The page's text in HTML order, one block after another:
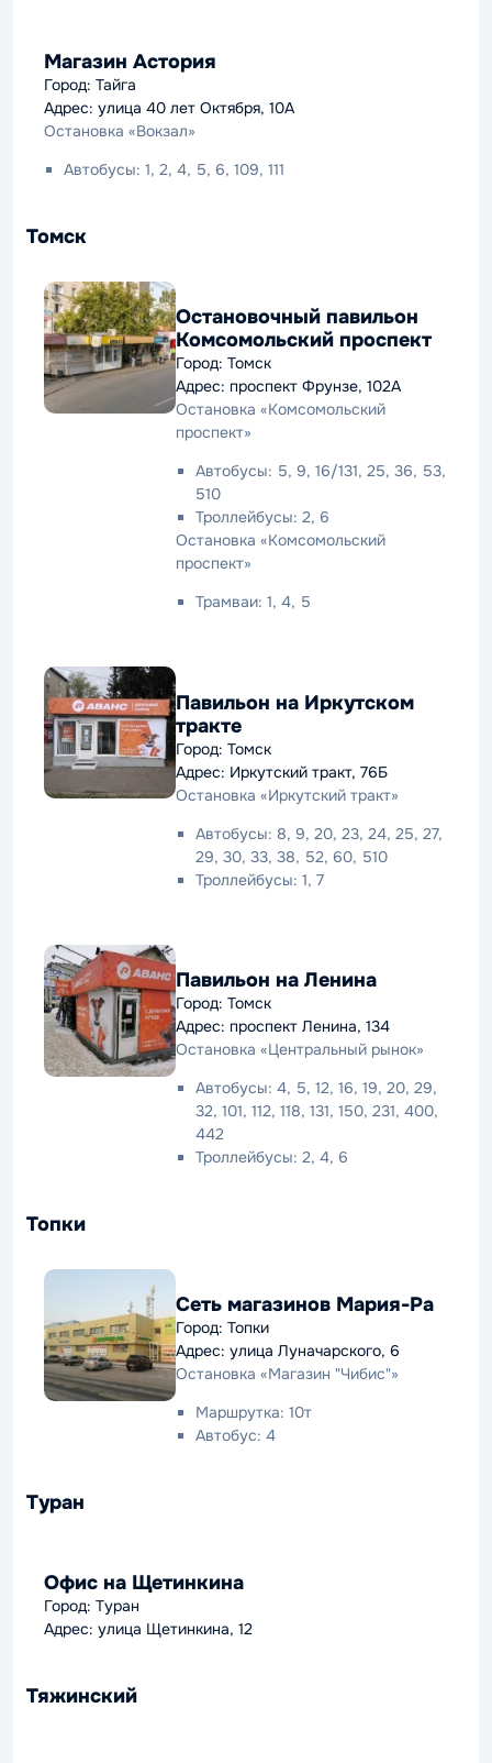
Магазин Астория
Город: Тайга
Адрес: улица 40 лет Октября, 10А
Остановка «Вокзал»
Автобусы: 1, 2, 4, 5, 6, 109, 111
Томск
Остановочный павильон
Комсомольский проспект
Город: Томск
Адрес: проспект Фрунзе, 102А
Остановка «Комсомольский
проспект»
Автобусы: 5, 9, 16/131, 25, 36, 53,
510
Троллейбусы: 2, 6
Остановка «Комсомольский
проспект»
Трамваи: 1, 4, 5
Павильон на Иркутском
тракте
Город: Томск
Адрес: Иркутский тракт, 76Б
Остановка «Иркутский тракт»
Автобусы: 8, 9, 20, 23, 24, 25, 27,
29, 30, 33, 38, 52, 60, 510
Троллейбусы: 1, 7
Павильон на Ленина
Город: Томск
Адрес: проспект Ленина, 134
Остановка «Центральный рынок»
Автобусы: 4, 5, 12, 16, 19, 20, 29,
32, 101, 112, 118, 131, 150, 231, 400,
442
Троллейбусы: 2, 4, 6
Топки
Сеть магазинов Мария-Ра
Город: Топки
Адрес: улица Луначарского, 6
Остановка «Магазин "Чибис"»
Маршрутка: 10т
Автобус: 4
Туран
Офис на Щетинкина
Город: Туран
Адрес: улица Щетинкина, 12
Тяжинский